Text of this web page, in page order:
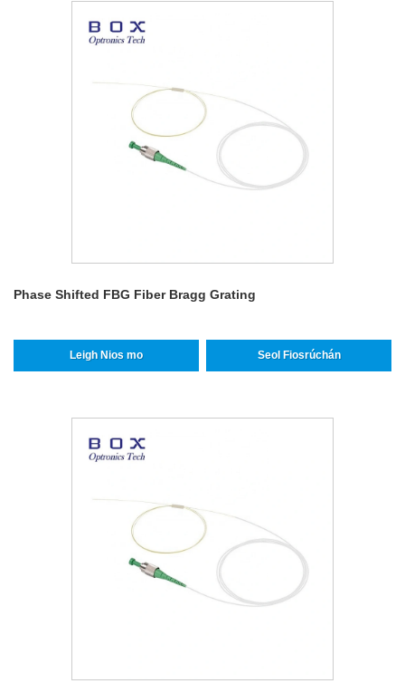
Phase Shifted FBG Fiber Bragg Grating
Leigh Nios mo Seol Fiosrúchán